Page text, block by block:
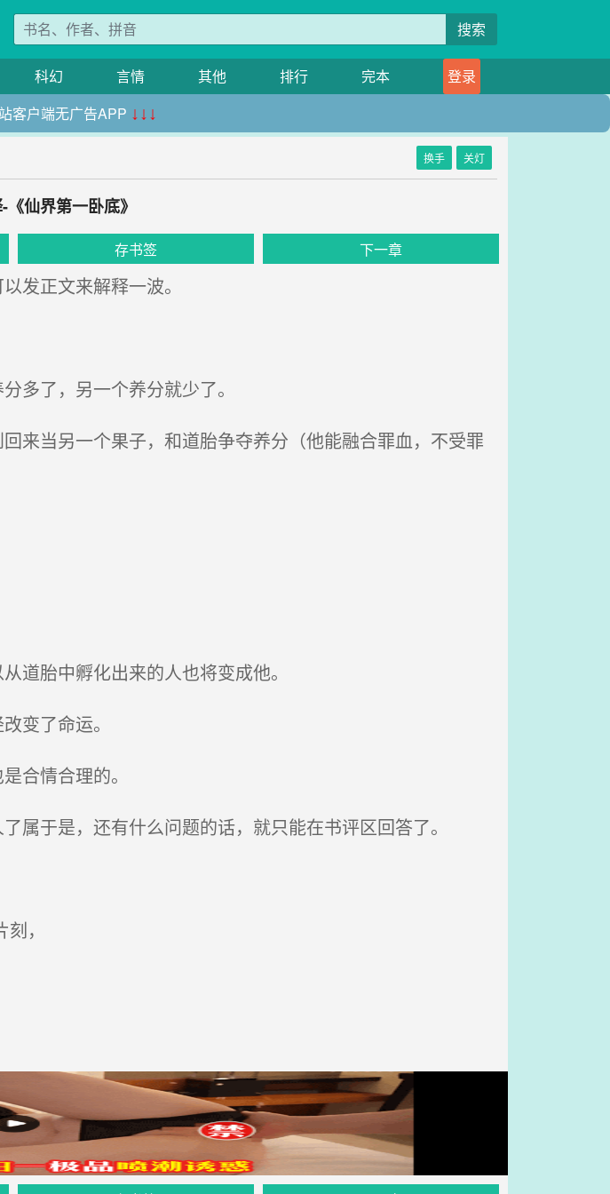
搜索
科幻 言情 其他 排行 完本
登录
客户端无广告APP ↓↓↓
换手 关灯
仙界第一卧底》
存书签 下一章
发正文来解释一波。
多了，另一个养分就少了。
来当另一个果子，和道胎争夺养分（他能融合罪血，不受罪
道胎中孵化出来的人也将变成他。
变了命运。
合情合理的。
于是，还有什么问题的话，就只能在书评区回答了。
，